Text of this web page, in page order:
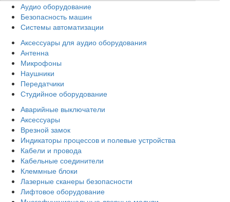
Аудио оборудование
Безопасность машин
Системы автоматизации
Аксессуары для аудио оборудования
Антенна
Микрофоны
Наушники
Передатчики
Студийное оборудование
Аварийные выключатели
Аксессуары
Врезной замок
Индикаторы процессов и полевые устройства
Кабели и провода
Кабельные соединители
Клеммные блоки
Лазерные сканеры безопасности
Лифтовое оборудование